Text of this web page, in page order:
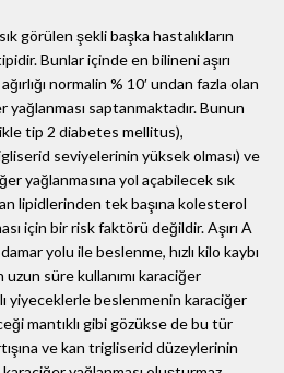
görülen şekli başka hastalıkların
Bunlar içinde en bilineni aşırı
normalin % 10′ undan fazla olan
yağlanması saptanmaktadır. Bunun
tip 2 diabetes mellitus),
seviyelerinin yüksek olması) ve
yağlanmasına yol açabilecek sık
lipidlerinden tek başına kolesterol
için bir risk faktörü değildir. Aşırı A
yolu ile beslenme, hızlı kilo kaybı
süre kullanımı karaciğer
yiyeceklerle beslenmenin karaciğer
mantıklı gibi gözükse de bu tür
ve kan trigliserid düzeylerinin